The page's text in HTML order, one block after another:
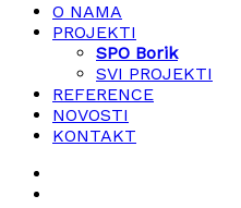
O NAMA
PROJEKTI
SPO Borik
SVI PROJEKTI
REFERENCE
NOVOSTI
KONTAKT